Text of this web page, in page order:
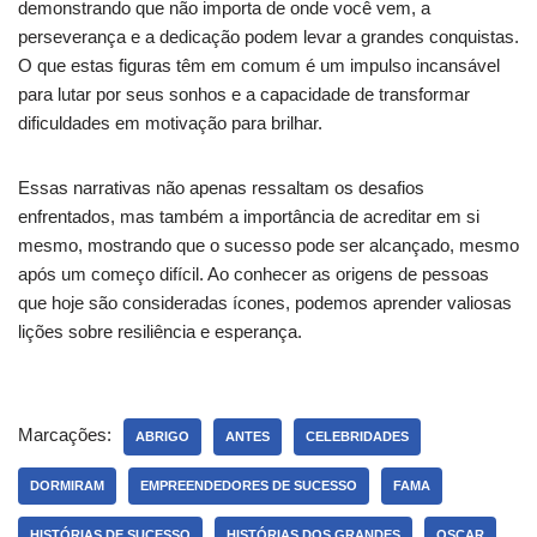
demonstrando que não importa de onde você vem, a
perseverança e a dedicação podem levar a grandes conquistas.
O que estas figuras têm em comum é um impulso incansável
para lutar por seus sonhos e a capacidade de transformar
dificuldades em motivação para brilhar.
Essas narrativas não apenas ressaltam os desafios
enfrentados, mas também a importância de acreditar em si
mesmo, mostrando que o sucesso pode ser alcançado, mesmo
após um começo difícil. Ao conhecer as origens de pessoas
que hoje são consideradas ícones, podemos aprender valiosas
lições sobre resiliência e esperança.
Marcações: ABRIGO ANTES CELEBRIDADES
DORMIRAM EMPREENDEDORES DE SUCESSO FAMA
HISTÓRIAS DE SUCESSO HISTÓRIAS DOS GRANDES OSCAR